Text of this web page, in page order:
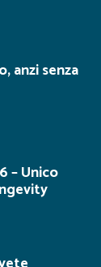
anzi senza
– Unico